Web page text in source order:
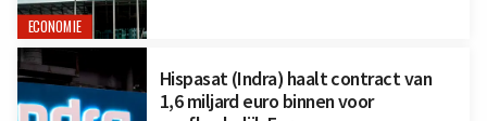
ECONOMIE
Hispasat (Indra) haalt contract van
1,6 miljard euro binnen voor